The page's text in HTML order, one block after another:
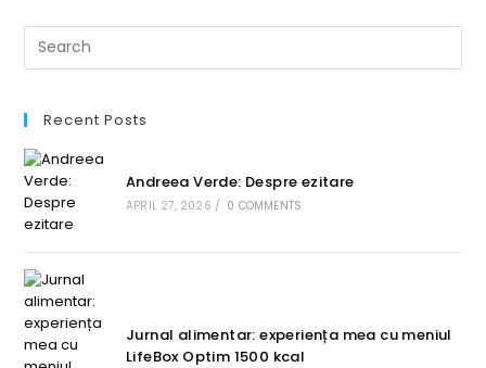
Recent Posts
Andreea Verde: Despre ezitare
APRIL 27, 2026 / 0 COMMENTS
Jurnal alimentar: experiența mea cu meniul
LifeBox Optim 1500 kcal